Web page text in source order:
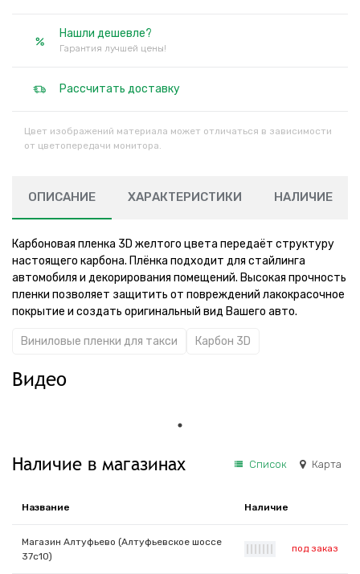
Нашли дешевле?
Гарантия лучшей цены!
Рассчитать доставку
Цвет изображений материала может отличаться в зависимости
от цветопередачи монитора.
ОПИСАНИЕ ХАРАКТЕРИСТИКИ НАЛИЧИЕ
Карбоновая пленка 3D желтого цвета передаёт структуру
настоящего карбона. Плёнка подходит для стайлинга
автомобиля и декорирования помещений. Высокая прочность
пленки позволяет защитить от повреждений лакокрасочное
покрытие и создать оригинальный вид Вашего авто.
Виниловые пленки для такси Карбон 3D
Видео
Наличие в магазинах Список Карта
Название Наличие
Магазин Алтуфьево (Алтуфьевское шоссе
37с10)
под заказ